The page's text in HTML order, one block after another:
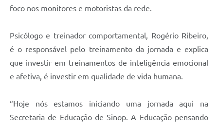
foco nos monitores e motoristas da rede.
Psicólogo e treinador comportamental, Rogério Ribeiro,
é o responsável pelo treinamento da jornada e explica
que investir em treinamentos de inteligência emocional
e afetiva, é investir em qualidade de vida humana.
“Hoje nós estamos iniciando uma jornada aqui na
Secretaria de Educação de Sinop. A Educação pensando